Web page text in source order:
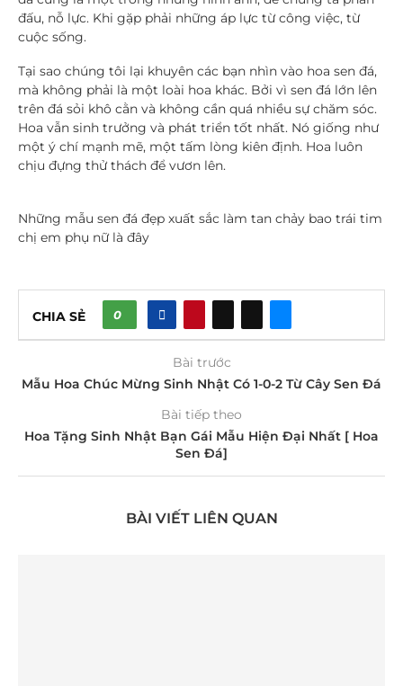
đấu, nỗ lực. Khi gặp phải những áp lực từ công việc, từ
cuộc sống.
Tại sao chúng tôi lại khuyên các bạn nhìn vào hoa sen đá,
mà không phải là một loài hoa khác. Bởi vì sen đá lớn lên
trên đá sỏi khô cằn và không cần quá nhiều sự chăm sóc.
Hoa vẫn sinh trưởng và phát triển tốt nhất. Nó giống như
một ý chí mạnh mẽ, một tấm lòng kiên định. Hoa luôn
chịu đựng thử thách để vươn lên.
Những mẫu sen đá đẹp xuất sắc làm tan chảy bao trái tim
chị em phụ nữ là đây
CHIA SẺ 0
Bài trước
Mẫu Hoa Chúc Mừng Sinh Nhật Có 1-0-2 Từ Cây Sen Đá
Bài tiếp theo
Hoa Tặng Sinh Nhật Bạn Gái Mẫu Hiện Đại Nhất [ Hoa
Sen Đá]
BÀI VIẾT LIÊN QUAN